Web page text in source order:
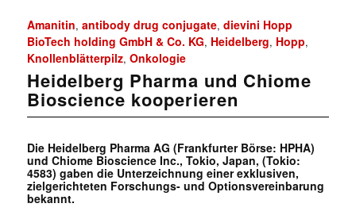
Amanitin, antibody drug conjugate, dievini Hopp
BioTech holding GmbH & Co. KG, Heidelberg, Hopp,
Knollenblätterpilz, Onkologie
Heidelberg Pharma und Chiome
Bioscience kooperieren
Die Heidelberg Pharma AG (Frankfurter Börse: HPHA)
und Chiome Bioscience Inc., Tokio, Japan, (Tokio:
4583) gaben die Unterzeichnung einer exklusiven,
zielgerichteten Forschungs- und Optionsvereinbarung
bekannt.